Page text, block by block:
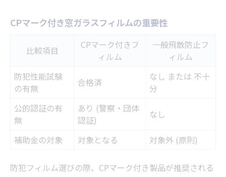
CPマーク付き窓ガラスフィルムの重要性
比較項目
CPマーク付きフ
ィルム
一般飛散防止フ
ィルム
防犯性能試験
の有無
合格済
なし または 不十
分
公的認証の有
無
あり (警察・団体
認証)
なし
補助金の対象 対象となる 対象外 (原則)
防犯フィルム選びの際、CPマーク付き製品が推奨される